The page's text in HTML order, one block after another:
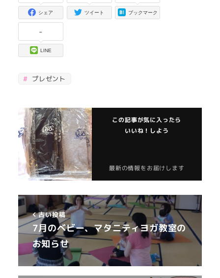
シェア ツイート ブックマーク
-
LINE
プレゼント
この記事が気に入ったら
いいね！しよう
最新の情報をお届けします
古い投稿
7月のベビー、マタニティヨガ教室の
お知らせ